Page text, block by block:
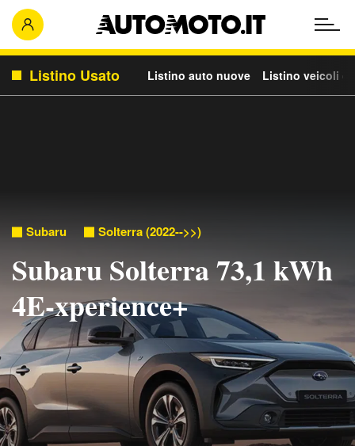
Listino Usato Listino auto nuove Listino veicoli
Subaru Solterra (2022-->>)
Subaru Solterra 73,1 kWh
4E-xperience+